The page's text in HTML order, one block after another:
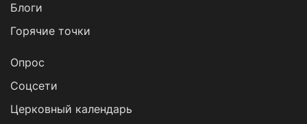
Блоги
Горячие точки
Опрос
Cоцсети
Церковный календарь